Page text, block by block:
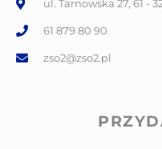
ul. Tarnowska 27, 61 -
61 879 80 90
zso2@zso2.pl